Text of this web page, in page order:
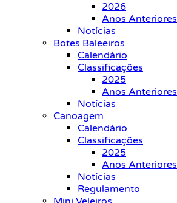
2026
Anos Anteriores
Notícias
Botes Baleeiros
Calendário
Classificações
2025
Anos Anteriores
Notícias
Canoagem
Calendário
Classificações
2025
Anos Anteriores
Notícias
Regulamento